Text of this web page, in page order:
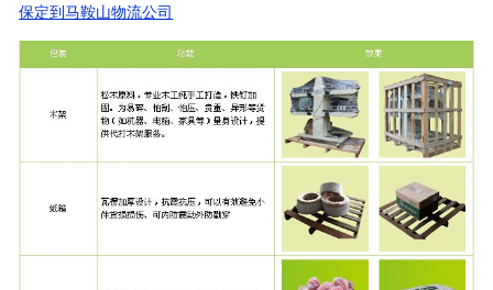
保定到马鞍山物流公司